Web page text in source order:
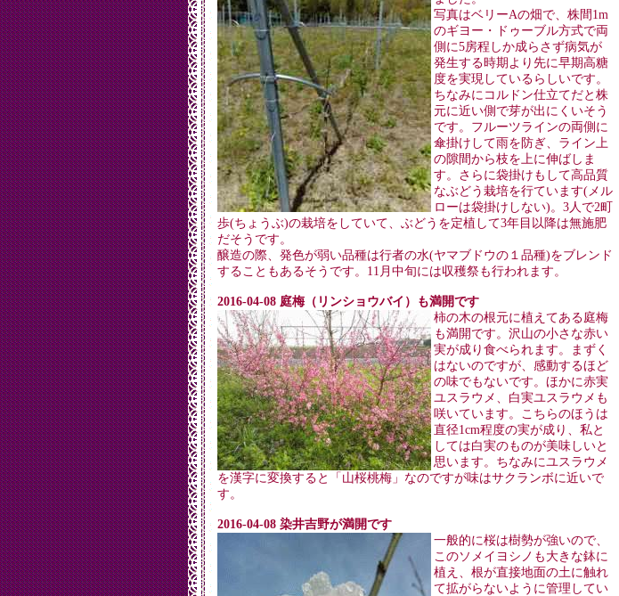
写真はベリーAの畑で、株間1m
のギヨー・ドゥーブル方式で両
側に5房程しか成らさず病気が
発生する時期より先に早期高糖
度を実現しているらしいです。
ちなみにコルドン仕立てだと株
元に近い側で芽が出にくいそう
です。フルーツラインの両側に
傘掛けして雨を防ぎ、ライン上
の隙間から枝を上に伸ばしま
す。さらに袋掛けもして高品質
なぶどう栽培を行ています(メル
ローは袋掛けしない)。3人で2町
歩(ちょうぶ)の栽培をしていて、ぶどうを定植して3年目以降は無施肥
だそうです。
醸造の際、発色が弱い品種は行者の水(ヤマブドウの１品種)をブレンド
することもあるそうです。11月中旬には収穫祭も行われます。
2016-04-08 庭梅（リンショウバイ）も満開です
柿の木の根元に植えてある庭梅
も満開です。沢山の小さな赤い
実が成り食べられます。まずく
はないのですが、感動するほど
の味でもないです。ほかに赤実
ユスラウメ、白実ユスラウメも
咲いています。こちらのほうは
直径1cm程度の実が成り、私と
しては白実のものが美味しいと
思います。ちなみにユスラウメ
を漢字に変換すると「山桜桃梅」なのですが味はサクランボに近いで
す。
2016-04-08 染井吉野が満開です
一般的に桜は樹勢が強いので、
このソメイヨシノも大きな鉢に
植え、根が直接地面の土に触れ
て拡がらないように管理してい